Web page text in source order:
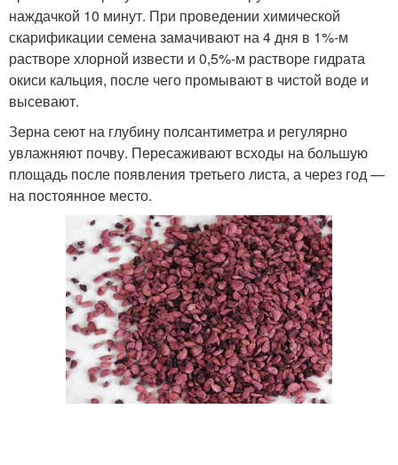
наждачкой 10 минут. При проведении химической
скарификации семена замачивают на 4 дня в 1%-м
растворе хлорной извести и 0,5%-м растворе гидрата
окиси кальция, после чего промывают в чистой воде и
высевают.
Зерна сеют на глубину полсантиметра и регулярно
увлажняют почву. Пересаживают всходы на большую
площадь после появления третьего листа, а через год —
на постоянное место.